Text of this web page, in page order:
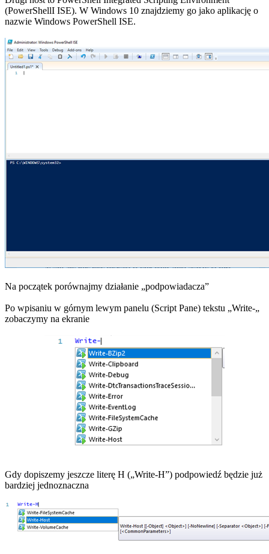
(PowerShellI ISE). W Windows 10 znajdziemy go jako aplikację o
nazwie Windows PowerShell ISE.
Na początek porównajmy działanie „podpowiadacza”
Po wpisaniu w górnym lewym panelu (Script Pane) tekstu „Write-„
zobaczymy na ekranie
Gdy dopiszemy jeszcze literę H („Write-H”) podpowiedź będzie już
bardziej jednoznaczna